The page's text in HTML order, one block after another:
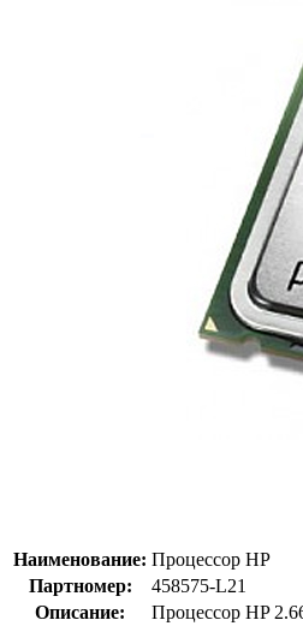
Наименование: Процессор HP
Партномер:
458575-L21
Описание:
Процессор HP